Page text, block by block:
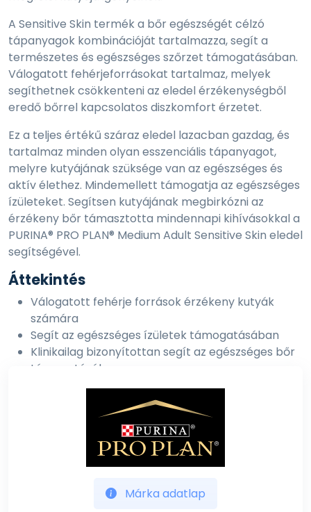
A Sensitive Skin termék a bőr egészségét célzó
tápanyagok kombinációját tartalmazza, segít a
természetes és egészséges szőrzet támogatásában.
Válogatott fehérjeforrásokat tartalmaz, melyek
segíthetnek csökkenteni az eledel érzékenységből
eredő bőrrel kapcsolatos diszkomfort érzetet.
Ez a teljes értékű száraz eledel lazacban gazdag, és
tartalmaz minden olyan esszenciális tápanyagot,
melyre kutyájának szüksége van az egészséges és
aktív élethez. Mindemellett támogatja az egészséges
ízületeket. Segítsen kutyájának megbirkózni az
érzékeny bőr támasztotta mindennapi kihívásokkal a
PURINA® PRO PLAN® Medium Adult Sensitive Skin eledel
segítségével.
Áttekintés
Válogatott fehérje források érzékeny kutyák
számára
Segít az egészséges ízületek támogatásában
Klinikailag bizonyítottan segít az egészséges bőr
támogatásában
Lazacból származó magas minőségű fehérjét
Lazac* (17%), Rizs* (14%), Szárított lazacfehérje*,
Kukoricaglutén-liszt*, Állati eredetű zsiradék,
Kukorica*, Szójaliszt*, Kukoricadara*, Szárított
cukorrépa-apríték*, Kukoricakeményítő,
Márka adatlap